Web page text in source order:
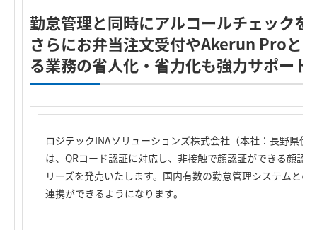
勤怠管理と同時にアルコールチェック
さらにお弁当注文受付やAkerun Proと
る業務の省人化・省力化も強力サポート
ロジテックINAソリューションズ株式会社（本社：長野県伊
は、QRコード認証に対応し、非接触で顔認証ができる顔認
リーズを発売いたします。国内有数の勤怠管理システムと
連携ができるようになります。